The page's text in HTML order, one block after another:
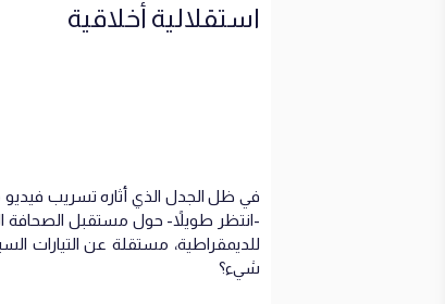
استقلالية أخلاقية
في ظل الجدل الذي أثاره تسريب فيديو
-انتظر طويلاً- حول مستقبل الصحافة
للديمقراطية، مستقلة عن التيارات
شيء؟